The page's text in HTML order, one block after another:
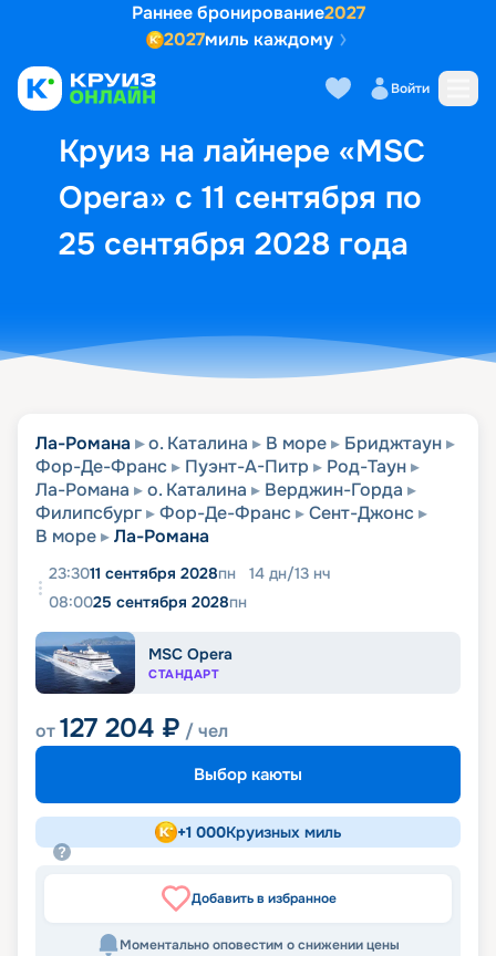
Раннее бронирование2027
2027миль каждому
Войти
Круиз на лайнере «MSC
Opera» с 11 сентября по
25 сентября 2028 года
Выбор кают Маршрут и
Ла-Романа о. Каталина В море
Бриджтаун
Фор-Де-Франс
Пуэнт-А-Питр
Род-Таун
Ла-Романа
о. Каталина
Верджин-Горда
Филипсбург
Фор-Де-Франс
Сент-Джонс
В море
Ла-Романа
23:3011 сентября 2028пн 14 дн/13 нч
08:0025 сентября 2028пн
MSC Opera
СТАНДАРТ
от127 204 ₽ / чел
Выбор каюты
+1 000Круизных миль
Добавить в избранное
Моментально оповестим о снижении цены